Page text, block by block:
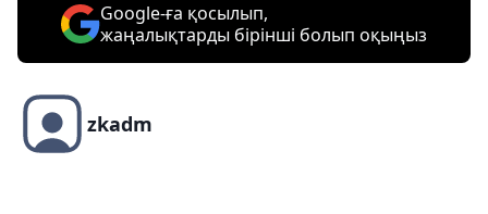
Google-ға қосылып,
жаңалықтарды бірінші болып оқыңыз
zkadm